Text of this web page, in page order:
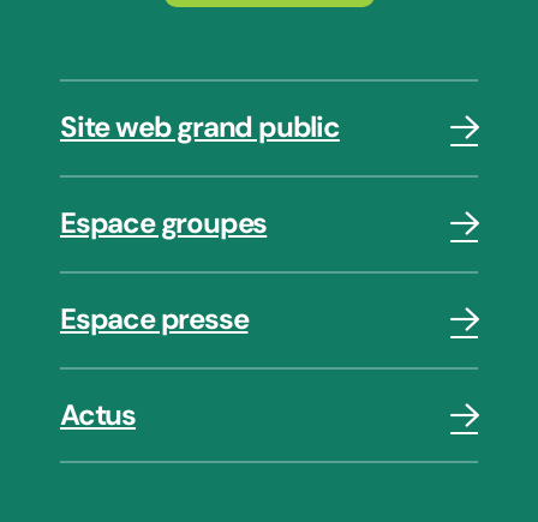
Site web grand public
Espace groupes
Espace presse
Actus